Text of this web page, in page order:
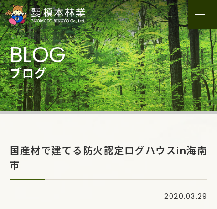
ブログ
国産材で建てる防火認定ログハウスin海南
市
2020.03.29